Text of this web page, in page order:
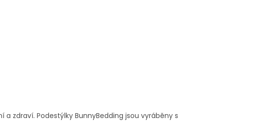
zdraví. Podestýlky BunnyBedding jsou vyráběny s